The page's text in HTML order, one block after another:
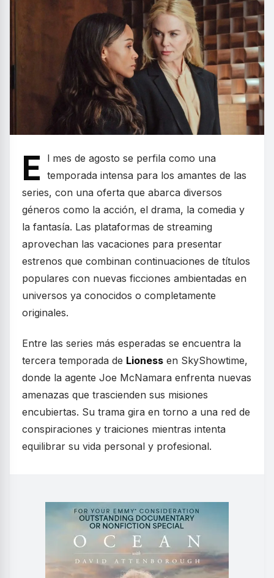
E
l mes de agosto se perfila como una
temporada intensa para los amantes de las
series, con una oferta que abarca diversos
géneros como la acción, el drama, la comedia y
la fantasía. Las plataformas de streaming
aprovechan las vacaciones para presentar
estrenos que combinan continuaciones de títulos
populares con nuevas ficciones ambientadas en
universos ya conocidos o completamente
originales.
Entre las series más esperadas se encuentra la
tercera temporada de Lioness en SkyShowtime,
donde la agente Joe McNamara enfrenta nuevas
amenazas que trascienden sus misiones
encubiertas. Su trama gira en torno a una red de
conspiraciones y traiciones mientras intenta
equilibrar su vida personal y profesional.